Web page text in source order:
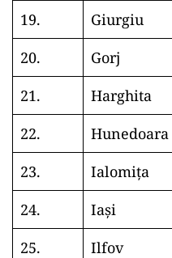
19.
Giurgiu
20.
Gorj
21.
Harghita
22.
Hunedoara
23.
Ialomița
24.
Iași
25.
Ilfov